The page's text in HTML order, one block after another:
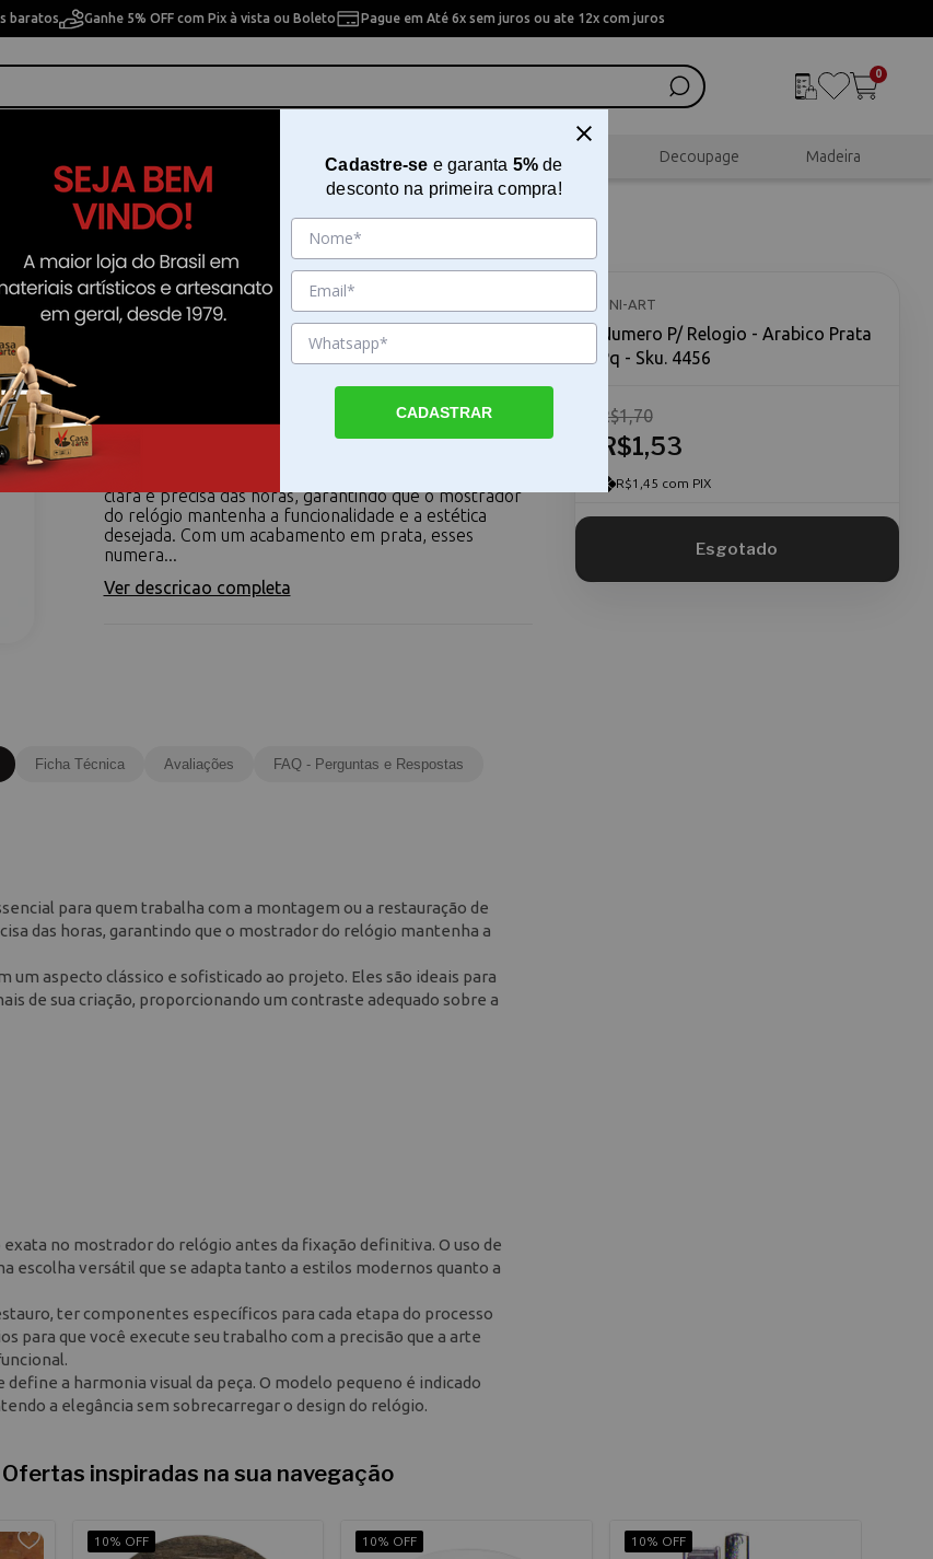
baratos Ganhe 5% OFF com Pix à vista ou Boleto Pague em Até 6x sem juros ou ate 12x com juros
0
Pintura Artesanal Scrapbook Decoupage Madeira
Prata Pq
Numero P/ Relogio - Arabico Prata Pq
Numero P/ Relogio - Arabico Prata Pq O Numero P/
Relogio - Arabico Prata Pq é um componente essencial
clara e precisa das horas, garantindo que o mostrador
do relógio mantenha a funcionalidade e a estética
desejada. Com um acabamento em prata, esses
numera...
Ver descricao completa
UNI-ART
Numero P/ Relogio - Arabico Prata
Pq - Sku. 4456
R$1,53
R$1,70
R$1,45 com PIX
Ficha Técnica Avaliações FAQ - Perguntas e Respostas
para quem trabalha com a montagem ou a restauração de
das horas, garantindo que o mostrador do relógio mantenha a
aspecto clássico e sofisticado ao projeto. Eles são ideais para
de sua criação, proporcionando um contraste adequado sobre a
no mostrador do relógio antes da fixação definitiva. O uso de
escolha versátil que se adapta tanto a estilos modernos quanto a
ter componentes específicos para cada etapa do processo
para que você execute seu trabalho com a precisão que a arte
a harmonia visual da peça. O modelo pequeno é indicado
a elegância sem sobrecarregar o design do relógio.
Ofertas inspiradas na sua navegação
10% OFF 10% OFF 10% OFF
Cadastre-se e garanta 5%de
desconto na primeira compra!
CADASTRAR